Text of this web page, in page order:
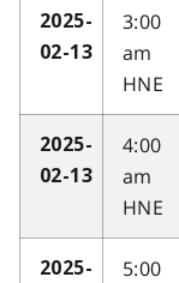
2025-
02-13
3:00
am
HNE
2025-
02-13
4:00
am
HNE
2025-
5:00